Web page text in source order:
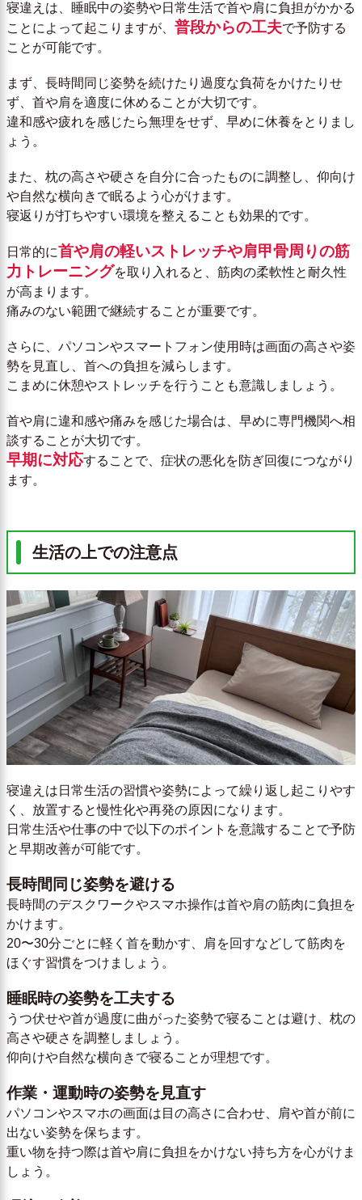
寝違えは、睡眠中の姿勢や日常生活で首や肩に負担がかかる
ことによって起こりますが、 普段からの工夫で予防する
ことが可能です。
まず、長時間同じ姿勢を続けたり過度な負荷をかけたりせ
ず、首や肩を適度に休めることが大切です。
違和感や疲れを感じたら無理をせず、早めに休養をとりまし
ょう。
また、枕の高さや硬さを自分に合ったものに調整し、仰向け
や自然な横向きで眠るよう心がけます。
寝返りが打ちやすい環境を整えることも効果的です。
日常的に首や肩の軽いストレッチや肩甲骨周りの筋
力トレーニングを取り入れると、筋肉の柔軟性と耐久性
が高まります。
痛みのない範囲で継続することが重要です。
さらに、パソコンやスマートフォン使用時は画面の高さや姿
勢を見直し、首への負担を減らします。
こまめに休憩やストレッチを行うことも意識しましょう。
首や肩に違和感や痛みを感じた場合は、早めに専門機関へ相
談することが大切です。
早期に対応することで、症状の悪化を防ぎ回復につながり
ます。
生活の上での注意点
寝違えは日常生活の習慣や姿勢によって繰り返し起こりやす
く、放置すると慢性化や再発の原因になります。
日常生活や仕事の中で以下のポイントを意識することで予防
と早期改善が可能です。
長時間同じ姿勢を避ける
長時間のデスクワークやスマホ操作は首や肩の筋肉に負担を
かけます。
20〜30分ごとに軽く首を動かす、肩を回すなどして筋肉を
ほぐす習慣をつけましょう。
睡眠時の姿勢を工夫する
うつ伏せや首が過度に曲がった姿勢で寝ることは避け、枕の
高さや硬さを調整しましょう。
仰向けや自然な横向きで寝ることが理想です。
作業・運動時の姿勢を見直す
パソコンやスマホの画面は目の高さに合わせ、肩や首が前に
出ない姿勢を保ちます。
重い物を持つ際は首や肩に負担をかけない持ち方を心がけま
しょう。